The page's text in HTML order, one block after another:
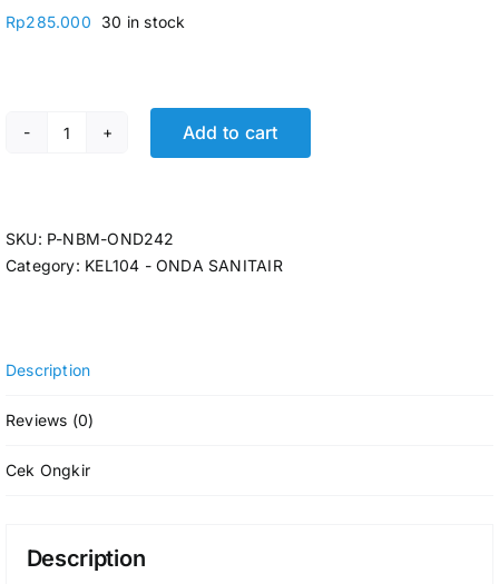
Rp285.000 30 in stock
WATER METER (BRASS) 1/2" ONDA P-NBM-OND242
Add to cart
SKU: P-NBM-OND242
Category: KEL104 - ONDA SANITAIR
Description
Reviews (0)
Cek Ongkir
Description